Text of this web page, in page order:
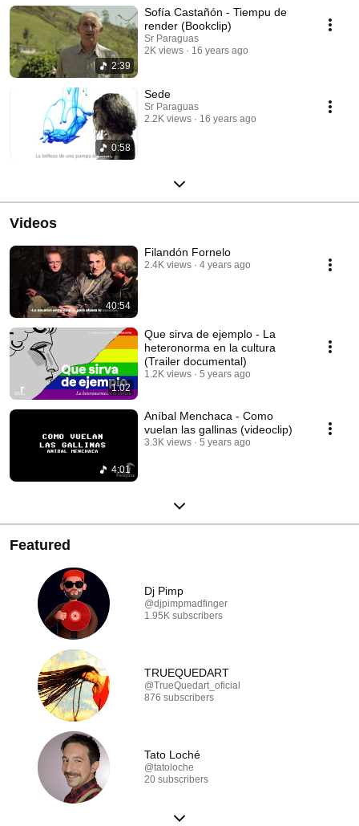
2:39
Sofía Castañón - Tiempu de
render (Bookclip)
Sr Paraguas
2K views
16 years ago
0:58
Sede
Sr Paraguas
2.2K views
16 years ago
Videos
40:54
Filandón Fornelo
2.4K views 4 years ago
1:02
Que sirva de ejemplo - La
heteronorma en la cultura
(Trailer documental)
1.2K views 5 years ago
4:01
Aníbal Menchaca - Como
vuelan las gallinas (videoclip)
3.3K views 5 years ago
Featured
Dj Pimp
@djpimpmadfinger
1.95K subscribers
TRUEQUEDART
@TrueQuedart_oficial
876 subscribers
Tato Loché
@tatoloche
20 subscribers